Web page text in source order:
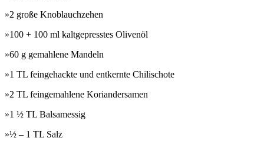
»2 große Knoblauchzehen
»100 + 100 ml kaltgepresstes Olivenöl
»60 g gemahlene Mandeln
»1 TL feingehackte und entkernte Chilischote
»2 TL feingemahlene Koriandersamen
»1 ½ TL Balsamessig
»½ – 1 TL Salz